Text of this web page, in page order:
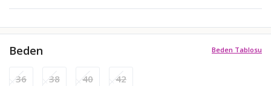
Beden Tablosu
Beden
36 38 40 42